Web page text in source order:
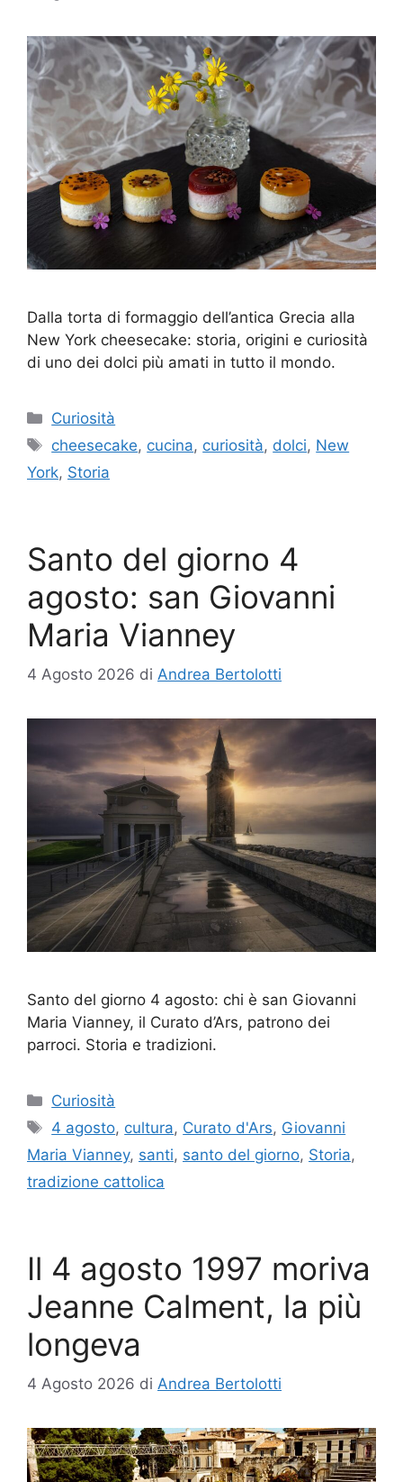
Dalla torta di formaggio dell’antica Grecia alla
New York cheesecake: storia, origini e curiosità
di uno dei dolci più amati in tutto il mondo.
Categorie
Curiosità
Tag
cheesecake, cucina, curiosità, dolci, New
York, Storia
Santo del giorno 4
agosto: san Giovanni
Maria Vianney
4 Agosto 2026 di Andrea Bertolotti
Santo del giorno 4 agosto: chi è san Giovanni
Maria Vianney, il Curato d’Ars, patrono dei
parroci. Storia e tradizioni.
Categorie
Curiosità
Tag
4 agosto, cultura, Curato d'Ars, Giovanni
Maria Vianney, santi, santo del giorno, Storia,
tradizione cattolica
Il 4 agosto 1997 moriva
Jeanne Calment, la più
longeva
4 Agosto 2026 di Andrea Bertolotti